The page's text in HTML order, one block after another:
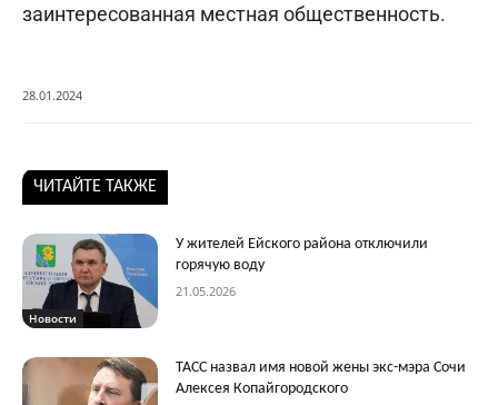
заинтересованная местная общественность.
28.01.2024
ЧИТАЙТЕ ТАКЖЕ
Новости
У жителей Ейского района отключили
горячую воду
21.05.2026
ТАСС назвал имя новой жены экс-мэра Сочи
Алексея Копайгородского